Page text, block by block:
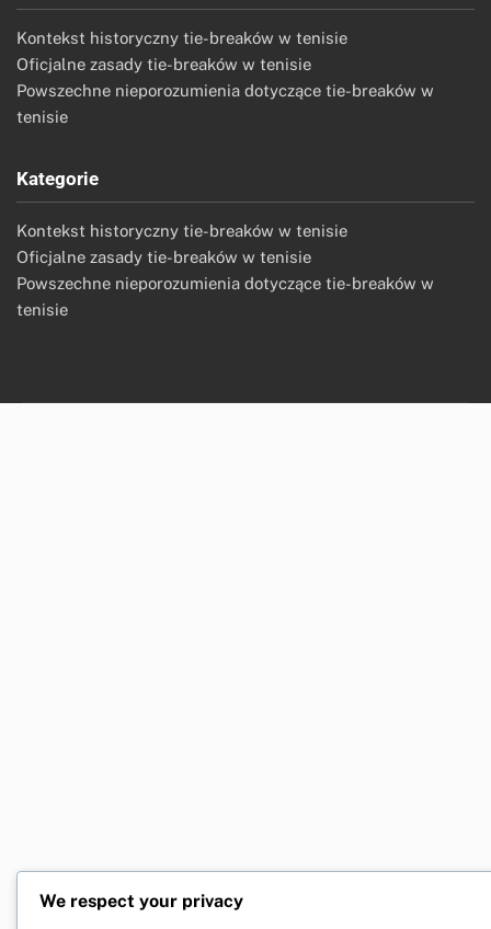
Kontekst historyczny tie-breaków w tenisie
Oficjalne zasady tie-breaków w tenisie
Powszechne nieporozumienia dotyczące tie-breaków w
tenisie
Kategorie
Kontekst historyczny tie-breaków w tenisie
Oficjalne zasady tie-breaków w tenisie
Powszechne nieporozumienia dotyczące tie-breaków w
tenisie
We respect your privacy